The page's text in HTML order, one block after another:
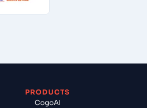
PRODUCTS
CogoAI